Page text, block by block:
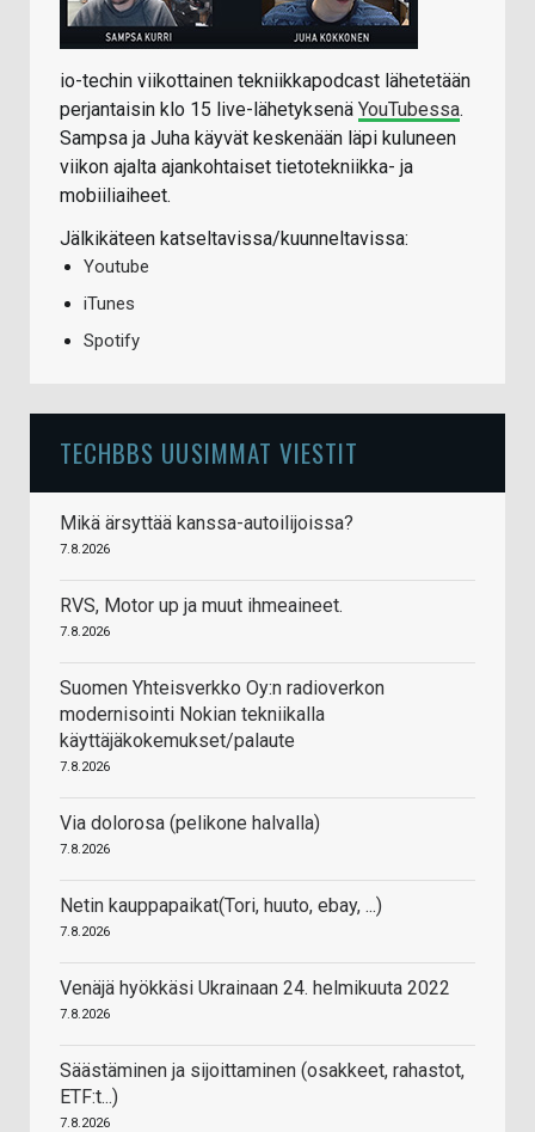
io-techin viikottainen tekniikkapodcast lähetetään
perjantaisin klo 15 live-lähetyksenä YouTubessa.
Sampsa ja Juha käyvät keskenään läpi kuluneen
viikon ajalta ajankohtaiset tietotekniikka- ja
mobiiliaiheet.
Jälkikäteen katseltavissa/kuunneltavissa:
Youtube
iTunes
Spotify
TECHBBS UUSIMMAT VIESTIT
Mikä ärsyttää kanssa-autoilijoissa?
7.8.2026
RVS, Motor up ja muut ihmeaineet.
7.8.2026
Suomen Yhteisverkko Oy:n radioverkon
modernisointi Nokian tekniikalla
käyttäjäkokemukset/palaute
7.8.2026
Via dolorosa (pelikone halvalla)
7.8.2026
Netin kauppapaikat(Tori, huuto, ebay, ...)
7.8.2026
Venäjä hyökkäsi Ukrainaan 24. helmikuuta 2022
7.8.2026
Säästäminen ja sijoittaminen (osakkeet, rahastot,
ETF:t...)
7.8.2026